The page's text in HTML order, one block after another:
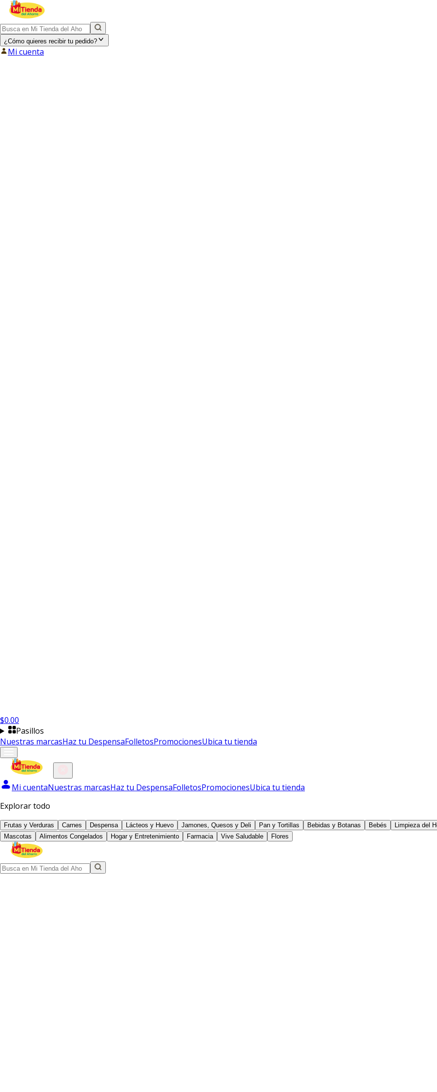
¿Cómo quieres recibir tu pedido?
Mi cuenta
$0.00
Pasillos
Nuestras marcasHaz tu DespensaFolletosPromocionesUbica tu tienda
Mi cuentaNuestras marcasHaz tu DespensaFolletosPromocionesUbica tu tienda
Explorar todo
Frutas y Verduras Carnes Despensa Lácteos y Huevo Jamones, Quesos y Deli Pan y Tortillas Bebidas y Botanas Bebés
Limpieza del
Mascotas
Alimentos Congelados Hogar y Entretenimiento Farmacia Vive Saludable Flores